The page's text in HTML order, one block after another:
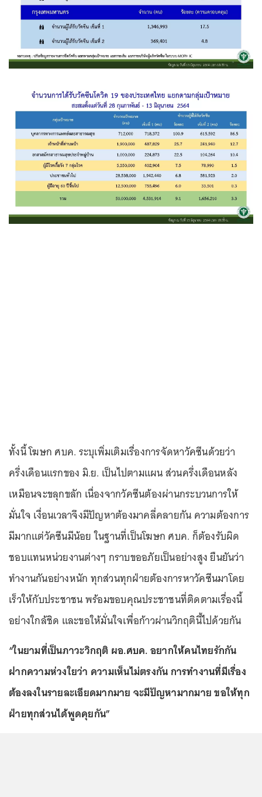
ทั้งนี้ โฆษก ศบค. ระบุเพิ่มเติมเรื่องการจัดหาวัคซีนด้วยว่า
ครึ่งเดือนแรกของ มิ.ย. เป็นไปตามแผน ส่วนครึ่งเดือนหลัง
เหมือนจะขลุกขลัก เนื่องจากวัคซีนต้องผ่านกระบวนการให้
มั่นใจ เงื่อนเวลาจึงมีปัญหาต้องมาคลี่คลายกัน ความต้องการ
มีมากแต่วัคซีนมีน้อย ในฐานที่เป็นโฆษก ศบค. ก็ต้องรับผิด
ชอบแทนหน่วยงานต่างๆ กราบขออภัยเป็นอย่างสูง ยืนยันว่า
ทำงานกันอย่างหนัก ทุกส่วนทุกฝ่ายต้องการหาวัคซีนมาโดย
เร็วให้กับประชาชน พร้อมขอบคุณประชาชนที่ติดตามเรื่องนี้
อย่างใกล้ชิด และขอให้มั่นใจเพื่อก้าวผ่านวิกฤตินี้ไปด้วยกัน
“ในยามที่เป็นภาวะวิกฤติ ผอ.ศบค. อยากให้คนไทยรักกัน
ฝากความห่วงใยว่า ความเห็นไม่ตรงกัน การทำงานที่มีเรื่อง
ต้องลงในรายละเอียดมากมาย จะมีปัญหามากมาย ขอให้ทุก
ฝ่ายทุกส่วนได้พูดคุยกัน”